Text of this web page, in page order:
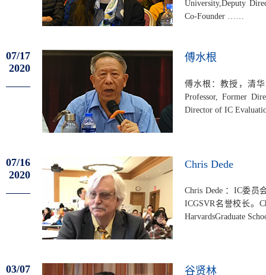
University,Deputy
Co-Founder ……
07/17
2020
傅水根
傅水根：教授，清华大
Professor, Former
Director of IC
07/16
2020
Chris Dede
Chris Dede ：IC委
ICGSVR名誉校长。
HarvardsGraduate
03/07
谷贤林